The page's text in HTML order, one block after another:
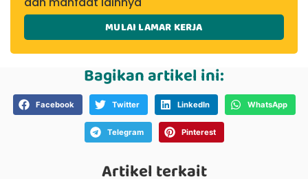
MULAI LAMAR KERJA
Bagikan artikel ini:
Facebook Twitter LinkedIn WhatsApp
Telegram Pinterest
Artikel terkait